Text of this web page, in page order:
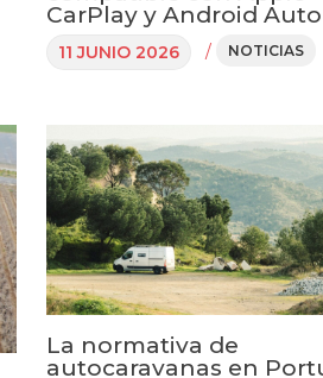
CarPlay y Android Auto
11 JUNIO 2026 / NOTICIAS
La normativa de
autocaravanas en